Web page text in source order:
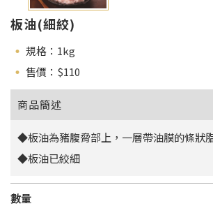
板油(細絞)
規格：1kg
售價：$110
商品簡述
◆板油為豬腹脅部上，一層帶油膜的條狀
◆板油已絞細
數量